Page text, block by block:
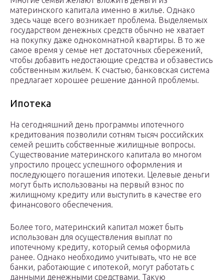
материнского капитала именно в жилье. Однако
здесь чаще всего возникает проблема. Выделяемых
государством денежных средств обычно не хватает
на покупку даже однокомнатной квартиры. В то же
самое время у семье нет достаточных сбережений,
чтобы добавить недостающие средства и обзавестись
собственным жильем. К счастью, банковская система
предлагает хорошее решение данной проблемы.
Ипотека
На сегодняшний день программы ипотечного
кредитования позволили сотням тысяч российских
семей решить собственные жилищные вопросы.
Существование материнского капитала во многом
упростило процесс успешного оформления и
последующего погашения ипотеки. Целевые деньги
могут быть использованы на первый взнос по
жилищному кредиту или выступить в качестве его
финансового обеспечения.
Более того, материнский капитал может быть
использован для осуществления выплат по
ипотечному кредиту, который семья оформила
ранее. Однако необходимо учитывать, что не все
банки, работающие с ипотекой, могут работать с
данными денежными средствами. Такую